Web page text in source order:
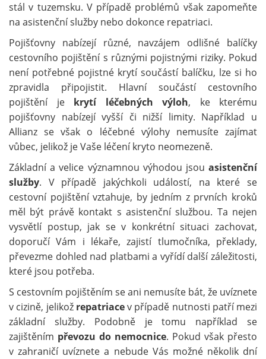
stál v tuzemsku. V případě problémů však zapomeňte
na asistenční služby nebo dokonce repatriaci.
Pojišťovny nabízejí různé, navzájem odlišné balíčky
cestovního pojištění s různými pojistnými riziky. Pokud
není potřebné pojistné krytí součástí balíčku, lze si ho
zpravidla připojistit. Hlavní součástí cestovního
pojištění je krytí léčebných výloh, ke kterému
pojišťovny nabízejí vyšší či nižší limity. Například u
Allianz se však o léčebné výlohy nemusíte zajímat
vůbec, jelikož je Vaše léčení kryto neomezeně.
Základní a velice významnou výhodou jsou asistenční
služby. V případě jakýchkoli událostí, na které se
cestovní pojištění vztahuje, by jedním z prvních kroků
měl být právě kontakt s asistenční službou. Ta nejen
vysvětlí postup, jak se v konkrétní situaci zachovat,
doporučí Vám i lékaře, zajistí tlumočníka, překlady,
převezme dohled nad platbami a vyřídí další záležitosti,
které jsou potřeba.
S cestovním pojištěním se ani nemusíte bát, že uvíznete
v cizině, jelikož repatriacev případě nutnosti patří mezi
základní služby. Podobně je tomu například se
zajištěním převozu do nemocnice. Pokud však přesto
v zahraničí uvíznete a nebude Vás možné několik dní